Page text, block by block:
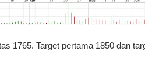
1765. Target pertama 1850 dan